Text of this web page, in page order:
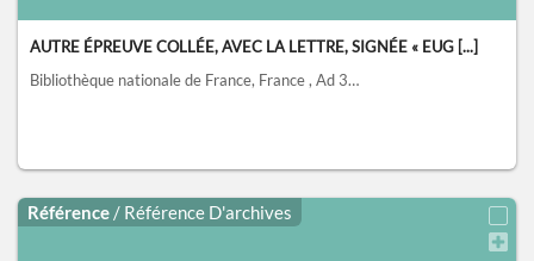
AUTRE ÉPREUVE COLLÉE, AVEC LA LETTRE, SIGNÉE « EUG [...]
Bibliothèque nationale de France, France, Ad 34a fol. t. 4, f. 62
Référence / Référence D'archives